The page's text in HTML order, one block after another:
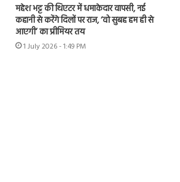
महेश भट्ट की थिएटर में धमाकेदार वापसी, नई
कहानी से करेंगे दिलों पर राज, ‘वो सुबह हम ही से
आएगी’ का प्रीमियर तय
1 July 2026 - 1:49 PM